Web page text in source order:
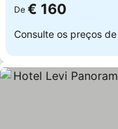
De € 160
Consulte os preços de